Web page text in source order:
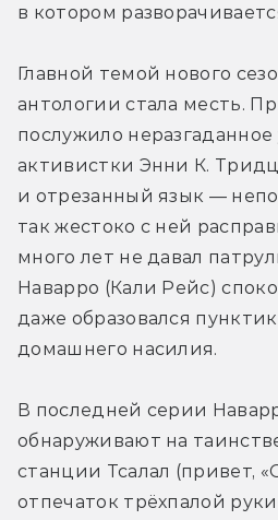
в котором
Главной темой нового
антологии стала месть.
послужило
активистки Энни К.
и отрезанный язык —
так жестоко с ней
много лет не давал
Наварро (Кали Рейс)
даже образовался
домашнего насилия.
В последней серии
обнаруживают на
станции Тсалал (привет,
отпечаток трёхпалой